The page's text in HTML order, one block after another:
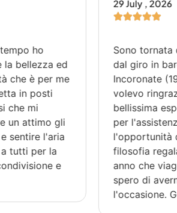
ho
bellezza ed
che è per me
in posti
che mi
un attimo gli
sentire l'aria
tutti per la
e
29 July , 2026
Sono tornata
dal giro in
Incoronate
volevo
bellissima
per
l'opportunità
filosofia
anno che
spero di
l'occasione.